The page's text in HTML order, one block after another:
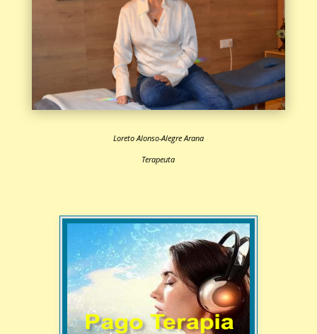
Loreto Alonso-Alegre Arana
Terapeuta
Terapia Online.
55€